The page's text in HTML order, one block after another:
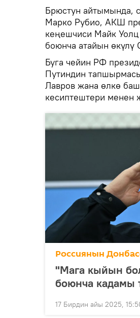
Брюстун айтымында,
Марко Рубио, АКШ
кеңешчиси Майк
боюнча атайын өкүлү
Буга чейин РФ
Путиндин
Лавров жана өлкө
кесиптештери менен
Россиянын
"Мага кыйын
боюнча кадамы
17 Бирдин айы 2025,